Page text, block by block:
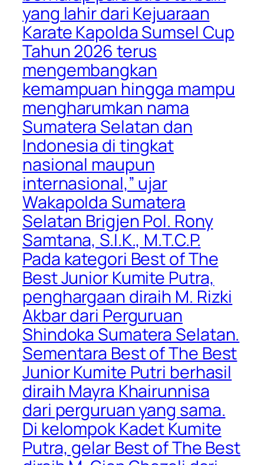
yang lahir dari Kejuaraan
Karate Kapolda Sumsel Cup
Tahun 2026 terus
mengembangkan
kemampuan hingga mampu
mengharumkan nama
Sumatera Selatan dan
Indonesia di tingkat
nasional maupun
internasional,” ujar
Wakapolda Sumatera
Selatan Brigjen Pol. Rony
Samtana, S.I.K., M.T.C.P.
Pada kategori Best of The
Best Junior Kumite Putra,
penghargaan diraih M. Rizki
Akbar dari Perguruan
Shindoka Sumatera Selatan.
Sementara Best of The Best
Junior Kumite Putri berhasil
diraih Mayra Khairunnisa
dari perguruan yang sama.
Di kelompok Kadet Kumite
Putra, gelar Best of The Best